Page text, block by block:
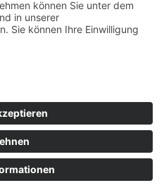
Nürnberg